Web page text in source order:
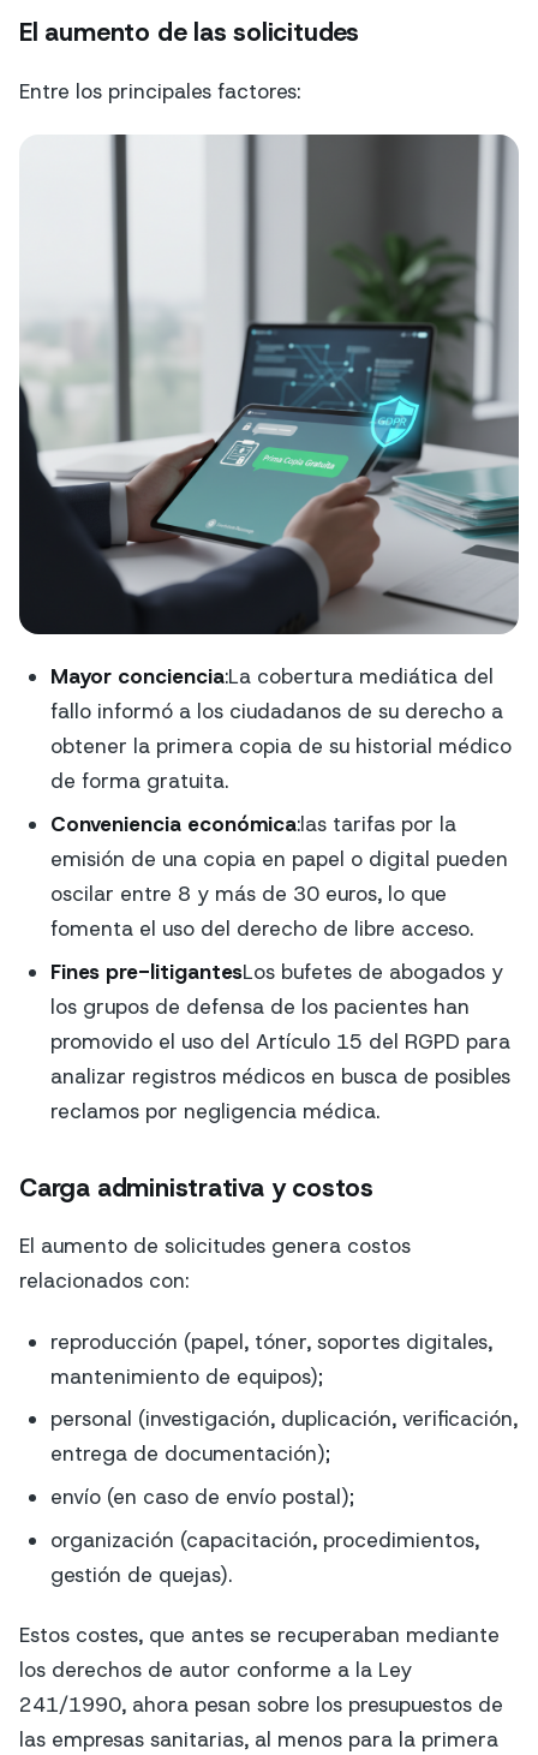
El aumento de las solicitudes
Entre los principales factores:
Mayor conciencia:La cobertura mediática del
fallo informó a los ciudadanos de su derecho a
obtener la primera copia de su historial médico
de forma gratuita.
Conveniencia económica:las tarifas por la
emisión de una copia en papel o digital pueden
oscilar entre 8 y más de 30 euros, lo que
fomenta el uso del derecho de libre acceso.
Fines pre-litigantesLos bufetes de abogados y
los grupos de defensa de los pacientes han
promovido el uso del Artículo 15 del RGPD para
analizar registros médicos en busca de posibles
reclamos por negligencia médica.
Carga administrativa y costos
El aumento de solicitudes genera costos
relacionados con:
reproducción (papel, tóner, soportes digitales,
mantenimiento de equipos);
personal (investigación, duplicación, verificación,
entrega de documentación);
envío (en caso de envío postal);
organización (capacitación, procedimientos,
gestión de quejas).
Estos costes, que antes se recuperaban mediante
los derechos de autor conforme a la Ley
241/1990, ahora pesan sobre los presupuestos de
las empresas sanitarias, al menos para la primera